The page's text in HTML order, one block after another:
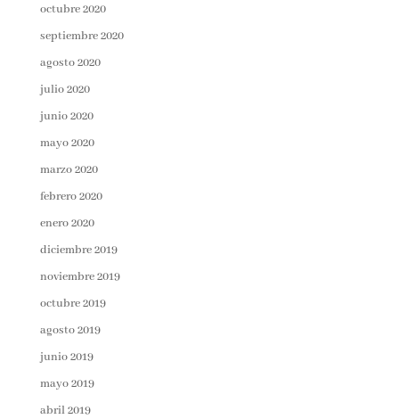
octubre 2020
septiembre 2020
agosto 2020
julio 2020
junio 2020
mayo 2020
marzo 2020
febrero 2020
enero 2020
diciembre 2019
noviembre 2019
octubre 2019
agosto 2019
junio 2019
mayo 2019
abril 2019